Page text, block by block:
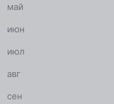
май
июн
июл
авг
сен